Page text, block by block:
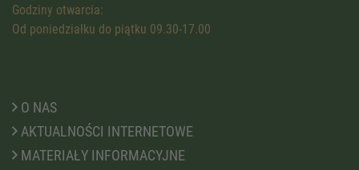
Godziny otwarcia:
Od poniedziałku do piątku 09.30-17.00
O NAS
AKTUALNOŚCI INTERNETOWE
MATERIAŁY INFORMACYJNE